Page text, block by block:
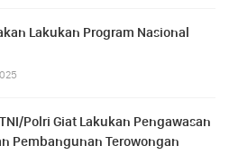
Lakukan Program Nasional
Polri Giat Lakukan Pengawasan
Pembangunan Terowongan